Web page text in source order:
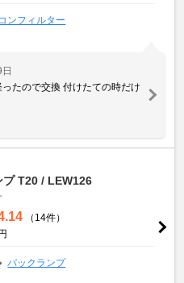
ンフィルター
たので交換 付けたての時だけ
プ T20 / LEW126
（14件）
バックランプ